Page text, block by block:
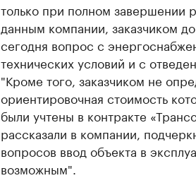
только при полном завершении
данным компании, заказчиком
сегодня вопрос с
технических условий и с
"Кроме того, заказчиком не
ориентировочная стоимость
были учтены в контракте
рассказали в компании,
вопросов ввод объекта в
возможным".